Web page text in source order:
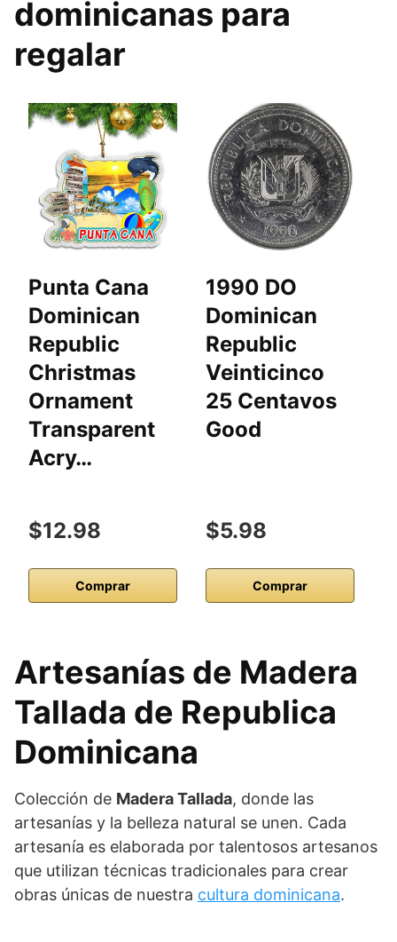
dominicanas para
regalar
Punta Cana
Dominican
Republic
Christmas
Ornament
Transparent
Acry…
$12.98
Comprar
1990 DO
Dominican
Republic
Veinticinco
25 Centavos
Good
$5.98
Comprar
Artesanías de Madera
Tallada de Republica
Dominicana
Colección de Madera Tallada, donde las
artesanías y la belleza natural se unen. Cada
artesanía es elaborada por talentosos artesanos
que utilizan técnicas tradicionales para crear
obras únicas de nuestra cultura dominicana.